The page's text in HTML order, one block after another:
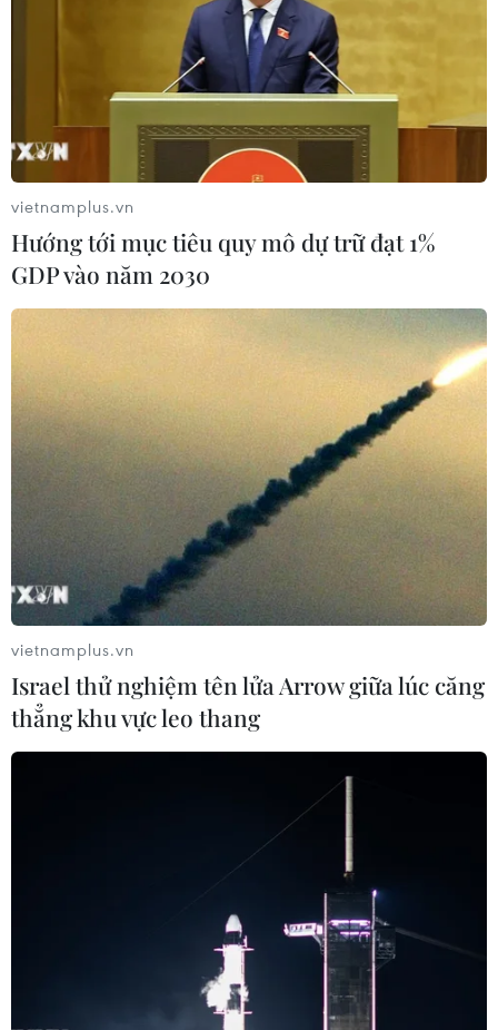
TIN CÙNG CHUYÊN MỤC
Mưa lớn gây ngập lụt, chia cắt nhiều
khu vực ở Nghệ An
06/08/2026 13:06
Đắk Lắk truy quét, xử lý tình trạng
phá rừng, lấn chiếm đất rừng
Cảnh báo mưa cường độ lớn trên
Mưa lớn kéo dài gây nhiều thiệt hại
vietnamplus.vn
Hướng tới mục tiêu quy mô dự trữ đạt 1%
GDP vào năm 2030
vietnamplus.vn
Israel thử nghiệm tên lửa Arrow giữa lúc căng
thẳng khu vực leo thang